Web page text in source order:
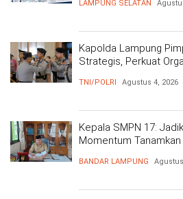
LAMPUNG SELATAN
Kapolda Lampung
Strategis, Perkuat
TNI/POLRI Agustus 4, 2026
Kepala SMPN 17:
Momentum
BANDAR LAMPUNG